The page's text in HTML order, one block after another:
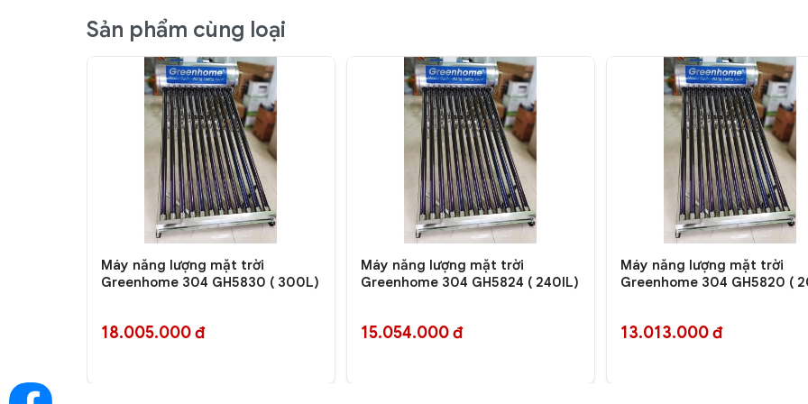
Sản phẩm cùng loại
Máy năng lượng mặt trời
Greenhome 304 GH5830 ( 300L)
18.005.000 đ
Máy năng lượng mặt trời
Greenhome 304 GH5824 ( 240lL)
15.054.000 đ
Máy năng lượng mặt trời
Greenhome 304 GH5820 (
13.013.000 đ